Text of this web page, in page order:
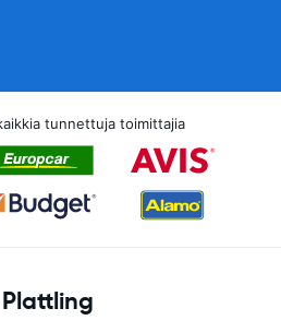
tunnettuja toimittajia